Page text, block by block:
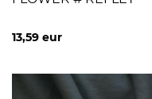
13,59 eur